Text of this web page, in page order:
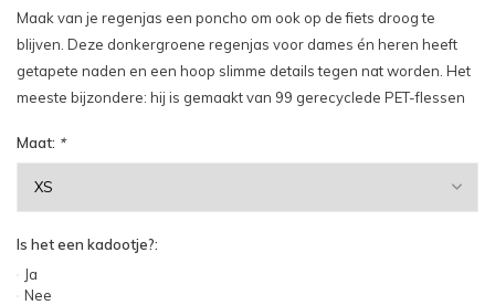
Maak van je regenjas een poncho om ook op de fiets droog te
blijven. Deze donkergroene regenjas voor dames én heren heeft
getapete naden en een hoop slimme details tegen nat worden. Het
meeste bijzondere: hij is gemaakt van 99 gerecyclede PET-flessen
Maat: *
Is het een kadootje?:
Ja
Nee